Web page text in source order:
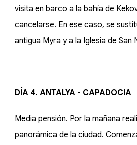
visita en barco a la bahía de
cancelarse. En ese caso, se
antigua Myra y a la Iglesia de San
DÍA 4. ANTALYA - CAPADOCIA
Media pensión. Por la mañana
panorámica de la ciudad.